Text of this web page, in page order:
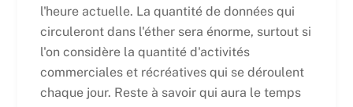
l'heure actuelle. La quantité de données qui
circuleront dans l'éther sera énorme, surtout si
l'on considère la quantité d'activités
commerciales et récréatives qui se déroulent
chaque jour. Reste à savoir qui aura le temps